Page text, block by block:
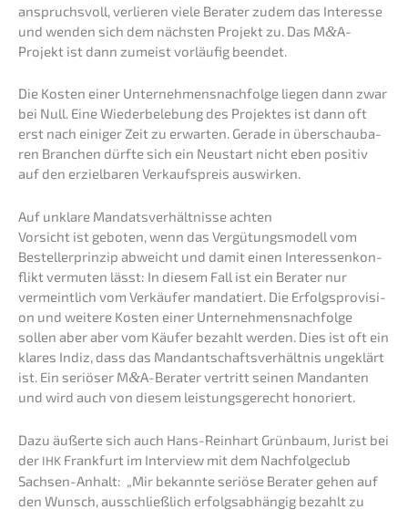
anspruchs­voll, verlie­ren viele Berater zudem das Inter­es­se
und wenden sich dem nächs­ten Projekt zu. Das M&A-
Projekt ist dann zumeist vorläu­fig beendet.
Die Kosten einer Unternehmens­nachfolge liegen dann zwar
bei Null. Eine Wieder­be­le­bung des Projek­tes ist dann oft
erst nach einiger Zeit zu erwar­ten. Gerade in überschau­ba­
ren Branchen dürfte sich ein Neustart nicht eben positiv
auf den erziel­ba­ren Verkaufs­preis auswirken.
Auf unkla­re Mandats­ver­hält­nis­se achten
Vorsicht ist geboten, wenn das Vergü­tungs­mo­dell vom
Bestel­ler­prin­zip abweicht und damit einen Inter­es­sen­kon­
flikt vermu­ten lässt: In diesem Fall ist ein Berater nur
vermeint­lich vom Verkäu­fer manda­tiert. Die Erfolgs­pro­vi­si­
on und weite­re Kosten einer Unternehmens­nachfolge
sollen aber aber vom Käufer bezahlt werden. Dies ist oft ein
klares Indiz, dass das Mandant­schafts­ver­hält­nis ungeklärt
ist. Ein seriö­ser M&A-Berater vertritt seinen Mandan­ten
und wird auch von diesem leistungs­ge­recht honoriert.
Dazu äußer­te sich auch Hans-Reinhart Grünbaum, Jurist bei
der IHK Frank­furt im Inter­view mit dem Nachfol­ge­club
Sachsen-Anhalt: „Mir bekann­te seriö­se Berater gehen auf
den Wunsch, ausschließ­lich erfolgs­ab­hän­gig bezahlt zu